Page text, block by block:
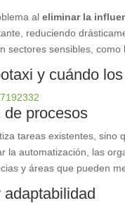
al eliminar la
reduciendo
sectores sensibles,
y cuándo
de procesos
tareas existentes,
la automatización, las
y áreas que pueden